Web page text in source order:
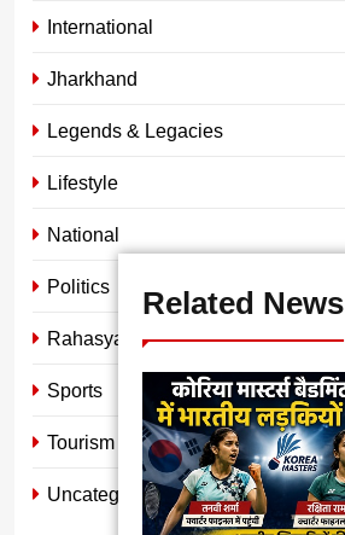
Related News
International
Jharkhand
Legends & Legacies
Lifestyle
National
Politics
Rahasya
Sports
Tourism
Uncategorized